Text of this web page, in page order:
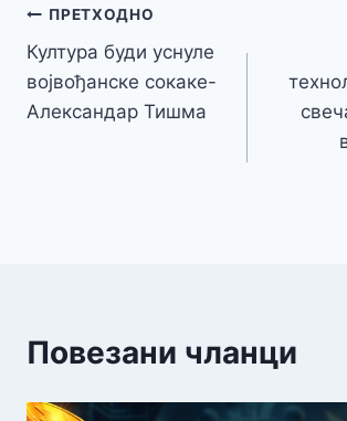
Кретање
чланка
ПРЕТХОДНО
Култура буди уснуле
војвођанске сокаке-
Александар Тишма
Повезани чланци